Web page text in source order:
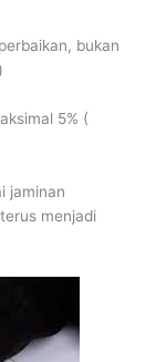
bukan
5% (
jaminan
menjadi